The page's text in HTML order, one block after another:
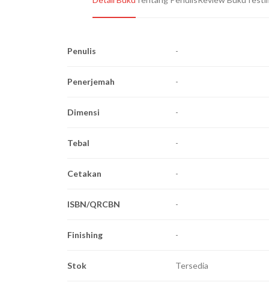
Penulis -
Penerjemah -
Dimensi -
Tebal -
Cetakan -
ISBN/QRCBN -
Finishing -
Stok Tersedia